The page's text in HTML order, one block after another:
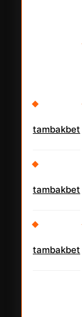
tambakbet
tambakbet
tambakbet